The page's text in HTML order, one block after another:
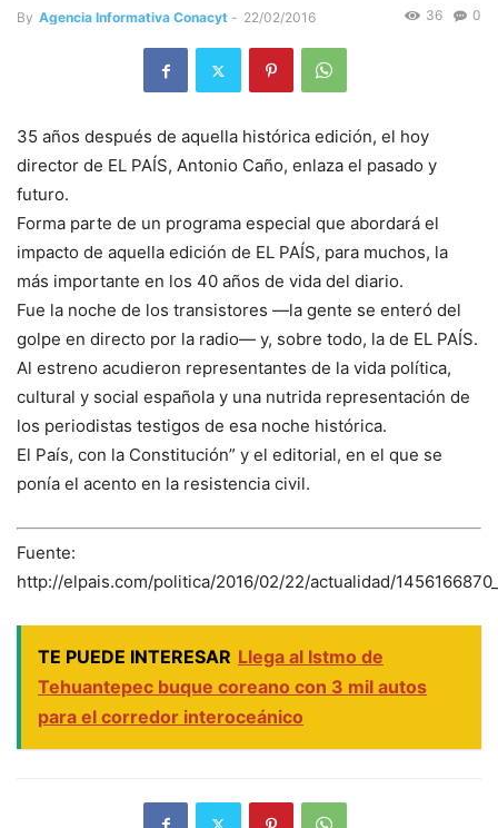
By Agencia Informativa Conacyt - 22/02/2016 0
36
35 años después de aquella histórica edición, el hoy
director de EL PAÍS, Antonio Caño, enlaza el pasado y
futuro.
Forma parte de un programa especial que abordará el
impacto de aquella edición de EL PAÍS, para muchos, la
más importante en los 40 años de vida del diario.
Fue la noche de los transistores —la gente se enteró del
golpe en directo por la radio— y, sobre todo, la de EL PAÍS.
Al estreno acudieron representantes de la vida política,
cultural y social española y una nutrida representación de
los periodistas testigos de esa noche histórica.
El País, con la Constitución” y el editorial, en el que se
ponía el acento en la resistencia civil.
Fuente:
http://elpais.com/politica/2016/02/22/actualidad/
TE PUEDE INTERESAR Llega al Istmo de
Tehuantepec buque coreano con 3 mil autos
para el corredor interoceánico